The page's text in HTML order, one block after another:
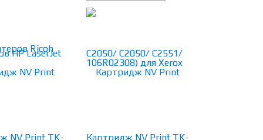
NV Print TK-
Картридж NV Print TK-